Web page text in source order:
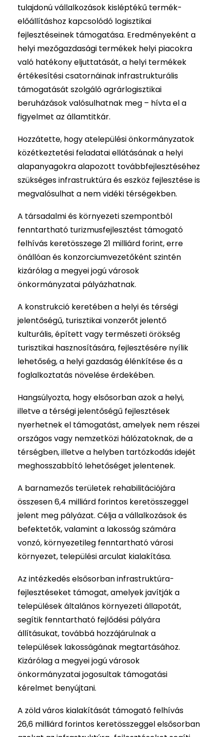
tulajdonú vállalkozások kisléptékű termék-
előállításhoz kapcsolódó logisztikai
fejlesztéseinek támogatása. Eredményeként a
helyi mezőgazdasági termékek helyi piacokra
való hatékony eljuttatását, a helyi termékek
értékesítési csatornáinak infrastrukturális
támogatását szolgáló agrárlogisztikai
beruházások valósulhatnak meg – hívta el a
figyelmet az államtitkár.
Hozzátette, hogy atelepülési önkormányzatok
közétkeztetési feladatai ellátásának a helyi
alapanyagokra alapozott továbbfejlesztéséhez
szükséges infrastruktúra és eszköz fejlesztése is
megvalósulhat a nem vidéki térségekben.
A társadalmi és környezeti szempontból
fenntartható turizmusfejlesztést támogató
felhívás keretösszege 21 milliárd forint, erre
önállóan és konzorciumvezetőként szintén
kizárólag a megyei jogú városok
önkormányzatai pályázhatnak.
A konstrukció keretében a helyi és térségi
jelentőségű, turisztikai vonzerőt jelentő
kulturális, épített vagy természeti örökség
turisztikai hasznosítására, fejlesztésére nyílik
lehetőség, a helyi gazdaság élénkítése és a
foglalkoztatás növelése érdekében.
Hangsúlyozta, hogy elsősorban azok a helyi,
illetve a térségi jelentőségű fejlesztések
nyerhetnek el támogatást, amelyek nem részei
országos vagy nemzetközi hálózatoknak, de a
térségben, illetve a helyben tartózkodás idejét
meghosszabbító lehetőséget jelentenek.
A barnamezős területek rehabilitációjára
összesen 6,4 milliárd forintos keretösszeggel
jelent meg pályázat. Célja a vállalkozások és
befektetők, valamint a lakosság számára
vonzó, környezetileg fenntartható városi
környezet, települési arculat kialakítása.
Az intézkedés elsősorban infrastruktúra-
fejlesztéseket támogat, amelyek javítják a
települések általános környezeti állapotát,
segítik fenntartható fejlődési pályára
állításukat, továbbá hozzájárulnak a
települések lakosságának megtartásához.
Kizárólag a megyei jogú városok
önkormányzatai jogosultak támogatási
kérelmet benyújtani.
A zöld város kialakítását támogató felhívás
26,6 milliárd forintos keretösszeggel elsősorban